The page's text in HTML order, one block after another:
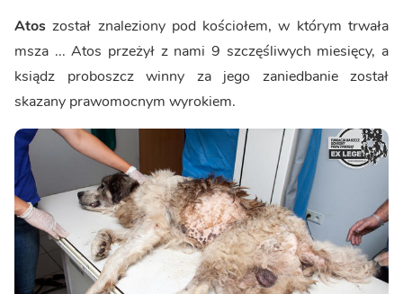
Atos został znaleziony pod kościołem, w którym trwała
msza ... Atos przeżył z nami 9 szczęśliwych miesięcy, a
ksiądz proboszcz winny za jego zaniedbanie został
skazany prawomocnym wyrokiem.